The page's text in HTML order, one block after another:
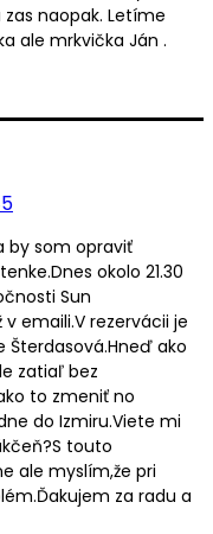
naopak. Letíme
ale mrkvička Ján .
by som opraviť
okolo 21.30
Sun
v emaili.V rezervácii je
Šterdasová.Hneď ako
zatiaľ bez
to zmeniť no
do Izmiru.Viete mi
touto
ale myslím,že pri
za radu a